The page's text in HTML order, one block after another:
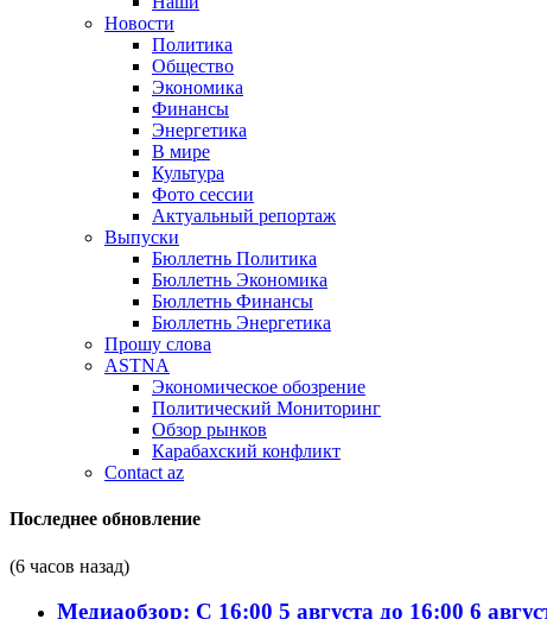
Новости
Политика
Общество
Экономика
Финансы
Энергетика
В мире
Культура
Фото сессии
Актуальный репортаж
Выпуски
Бюллетнь Политика
Бюллетнь Экономика
Бюллетнь Финансы
Бюллетнь Энергетика
Прошу слова
ASTNA
Экономическое обозрение
Политический Мониторинг
Обзор рынков
Карабахский конфликт
Contact az
Последнее обновление
(6 часов назад)
Медиаобзор: С 16:00 5 августа до 16:00 6